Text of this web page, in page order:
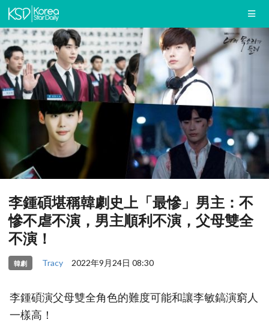
李鍾碩堪稱韓劇史上「最慘」男主：不
慘不虐不演，男主順利不演，父母雙全
不演！
韓劇 Tracy 2022年9月24日 08:30
李鍾碩演父母雙全角色的難度可能和讓李敏鎬演窮人
一樣高！